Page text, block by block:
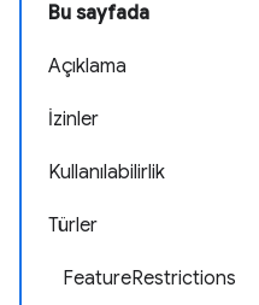
Bu sayfada
Açıklama
İzinler
Kullanılabilirlik
Türler
FeatureRestrictions